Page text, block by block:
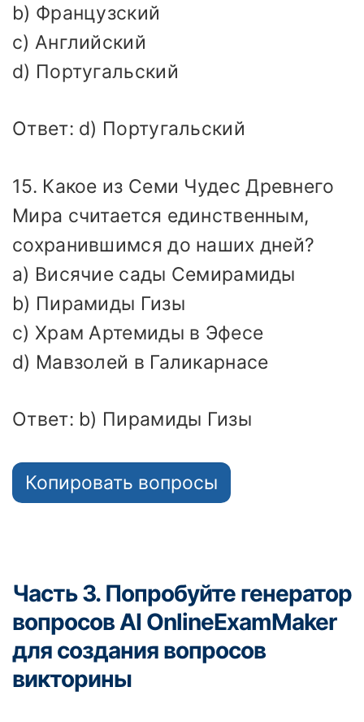
b) Французский
c) Английский
d) Португальский
Ответ: d) Португальский
15. Какое из Семи Чудес Древнего
Мира считается единственным,
сохранившимся до наших дней?
a) Висячие сады Семирамиды
b) Пирамиды Гизы
c) Храм Артемиды в Эфесе
d) Мавзолей в Галикарнасе
Ответ: b) Пирамиды Гизы
Копировать вопросы
Часть 3. Попробуйте генератор
вопросов AI OnlineExamMaker
для создания вопросов
викторины